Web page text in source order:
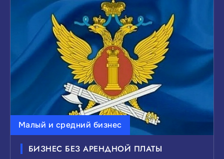
Малый и средний бизнес
БИЗНЕС БЕЗ АРЕНДНОЙ ПЛАТЫ